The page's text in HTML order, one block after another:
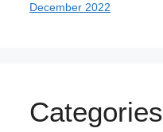
December 2022
Categories